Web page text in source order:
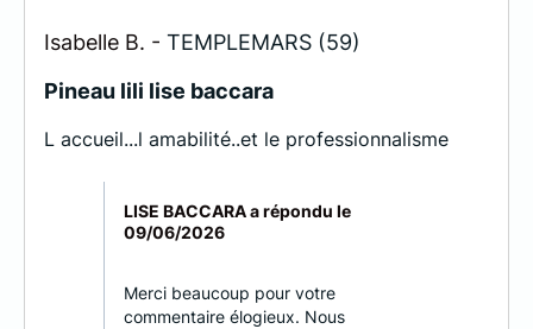
Isabelle B. - TEMPLEMARS (59)
Pineau lili lise baccara
L accueil...l amabilité..et le professionnalisme
LISE BACCARA a répondu le
09/06/2026
Merci beaucoup pour votre
commentaire élogieux. Nous